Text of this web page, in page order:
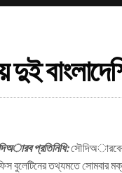
প্রতিনিধি:সৌদিঅারবের
বুলেটিনের তথ্যমতে সোমবার